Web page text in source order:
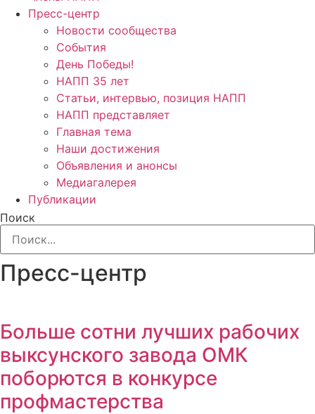
Пресс-центр
Новости сообщества
События
День Победы!
НАПП 35 лет
Статьи, интервью, позиция НАПП
НАПП представляет
Главная тема
Наши достижения
Объявления и анонсы
Медиагалерея
Публикации
Поиск
Пресс-центр
Больше сотни лучших рабочих
выксунского завода ОМК
поборются в конкурсе
профмастерства